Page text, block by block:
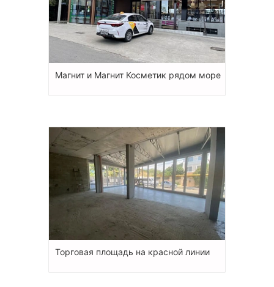
Магнит и Магнит Косметик рядом море
Торговая площадь на красной линии